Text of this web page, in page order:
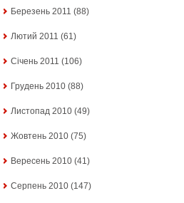
Березень 2011 (88)
Лютий 2011 (61)
Січень 2011 (106)
Грудень 2010 (88)
Листопад 2010 (49)
Жовтень 2010 (75)
Вересень 2010 (41)
Серпень 2010 (147)